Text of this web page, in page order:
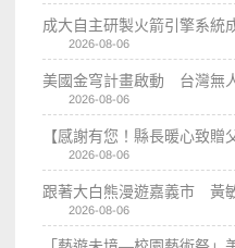
成大自主研製火箭引擎系統
2026-08-06
美國金穹計畫啟動 台灣無
2026-08-06
【感謝有您！縣長暖心致贈
2026-08-06
跟著大白熊漫遊嘉義市 黃
2026-08-06